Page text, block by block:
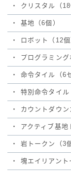
・ クリスタル（
・ 基地（6個）
・ ロボット（12個
・ プログラミング
・ 命令タイル（6
・ 特別命令タイル
・ カウントダウ
・ アクティブ基
・ 岩トークン（3
・ 塊エイリアント